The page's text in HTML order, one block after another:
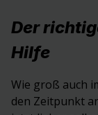
Der
Hilfe
Wie groß auch
den Zeitpunkt